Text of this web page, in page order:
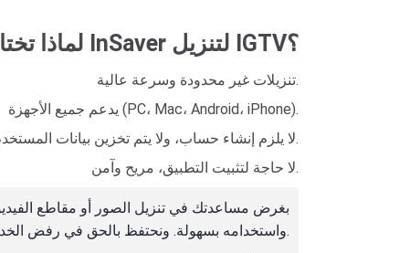
لماذا تختار InSaver لتنزيل IGTV؟
تنزيلات غير محدودة وسرعة عالية.
يدعم جميع الأجهزة (PC، Mac، Android، iPhone).
لا يلزم إنشاء حساب، ولا يتم تخزين بيانات المستخدم.
لا حاجة لتثبيت التطبيق، مريح وآمن.
واستخدامه بسهولة. ونحتفظ بالحق في رفض الخدمة إذا استخدمت هذه الأداة لانتهاك حقوق الطبع والنشر أو خصوصية الآخرين.